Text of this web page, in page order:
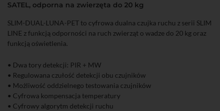
SATEL, odporna na zwierzęta do 20 kg
SLIM-DUAL-LUNA-PET to cyfrowa dualna czujka ruchu z serii SLIM
LINE z funkcją odporności na ruch zwierząt o wadze do 20 kg oraz
funkcją oświetlenia.
• Dwa tory detekcji: PIR + MW
• Regulowana czułość detekcji obu czujników
• Możliwość oddzielnego testowania czujników
• Cyfrowa kompensacja temperatury
• Cyfrowy algorytm detekcji ruchu